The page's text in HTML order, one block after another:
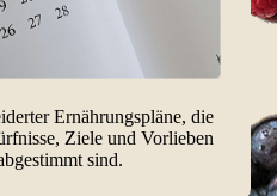
Ernährungspläne, die
Ziele und Vorlieben
sind.